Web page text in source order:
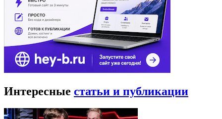
Интересные статьи и публикации